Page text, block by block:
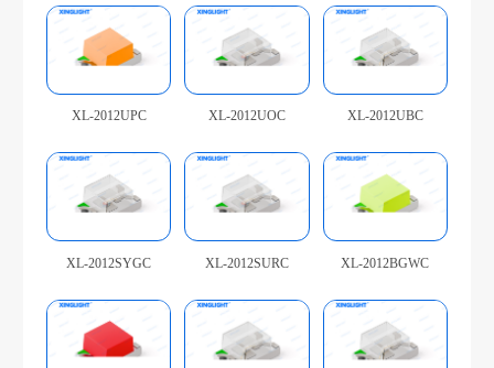
XL-2012UPC XL-2012UOC XL-2012UBC
XL-2012SYGC XL-2012SURC XL-2012BGWC